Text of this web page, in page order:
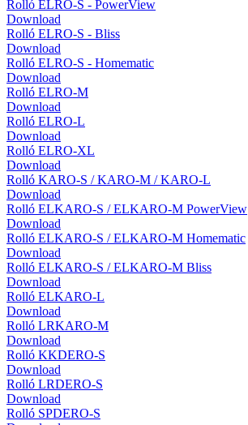
Rolló ELRO-S - PowerView
Download
Rolló ELRO-S - Bliss
Download
Rolló ELRO-S - Homematic
Download
Rolló ELRO-M
Download
Rolló ELRO-L
Download
Rolló ELRO-XL
Download
Rolló KARO-S / KARO-M / KARO-L
Download
Rolló ELKARO-S / ELKARO-M PowerView
Download
Rolló ELKARO-S / ELKARO-M Homematic
Download
Rolló ELKARO-S / ELKARO-M Bliss
Download
Rolló ELKARO-L
Download
Rolló LRKARO-M
Download
Rolló KKDERO-S
Download
Rolló LRDERO-S
Download
Rolló SPDERO-S